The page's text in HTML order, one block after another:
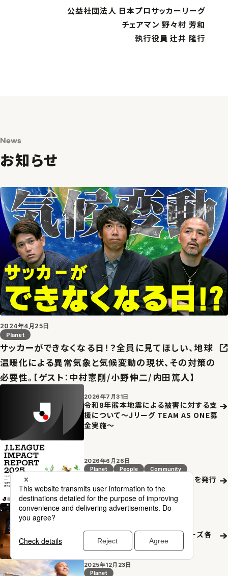
公益社団法人 日本プロサッカーリーグ
チェアマン 野々村 芳和
執行役員 辻井 隆行
News
お知らせ
2024年4月25日
Planet
サッカーができなくなる日！？全員に見てほしい、地球
温暖化による異常気象と気候変動の現状、その対策の
必要性。【ゲスト：中村憲剛/小野伸二/内田篤人】
2026年7月31日
令和8年熊本地震による被害に対する支
援について～Ｊリーグ TEAM AS ONE募
金実施～
2026年6月26日
Planet People Community
Ｊリーグインパクトレポート2025を発行
２０２６Ｊリーグシャレン！アウォーズ各
賞決定のお知らせ
2025年12月23日
Planet